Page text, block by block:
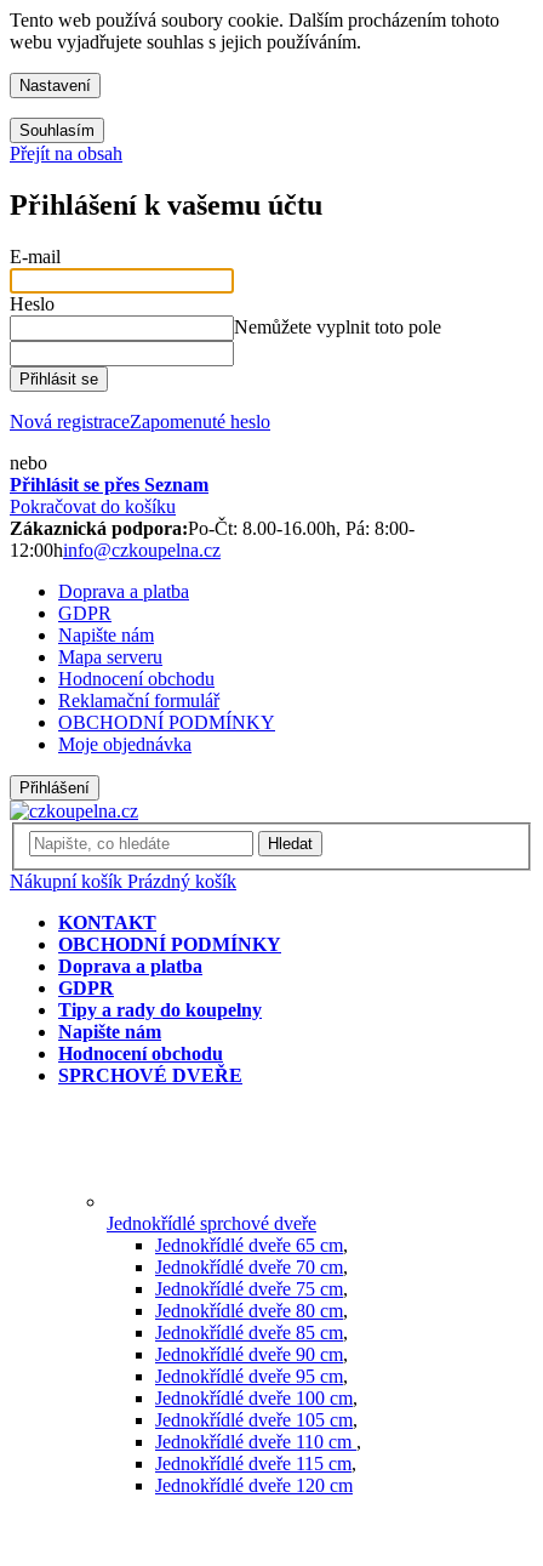
Tento web používá soubory cookie. Dalším procházením tohoto
webu vyjadřujete souhlas s jejich používáním.
Nastavení
Souhlasím
Přejít na obsah
Přihlášení k vašemu účtu
E-mail
Heslo
Nemůžete vyplnit toto pole
Přihlásit se
Nová registraceZapomenuté heslo
nebo
Přihlásit se přes Seznam
Pokračovat do košíku
Zákaznická podpora:Po-Čt: 8.00-16.00h, Pá: 8:00-
12:00hinfo@czkoupelna.cz
Doprava a platba
GDPR
Napište nám
Mapa serveru
Hodnocení obchodu
Reklamační formulář
OBCHODNÍ PODMÍNKY
Moje objednávka
Přihlášení
Hledat
Nákupní košík Prázdný košík
KONTAKT
OBCHODNÍ PODMÍNKY
Doprava a platba
GDPR
Tipy a rady do koupelny
Napište nám
Hodnocení obchodu
SPRCHOVÉ DVEŘE
Jednokřídlé sprchové dveře
Jednokřídlé dveře 65 cm,
Jednokřídlé dveře 70 cm,
Jednokřídlé dveře 75 cm,
Jednokřídlé dveře 80 cm,
Jednokřídlé dveře 85 cm,
Jednokřídlé dveře 90 cm,
Jednokřídlé dveře 95 cm,
Jednokřídlé dveře 100 cm,
Jednokřídlé dveře 105 cm,
Jednokřídlé dveře 110 cm ,
Jednokřídlé dveře 115 cm,
Jednokřídlé dveře 120 cm